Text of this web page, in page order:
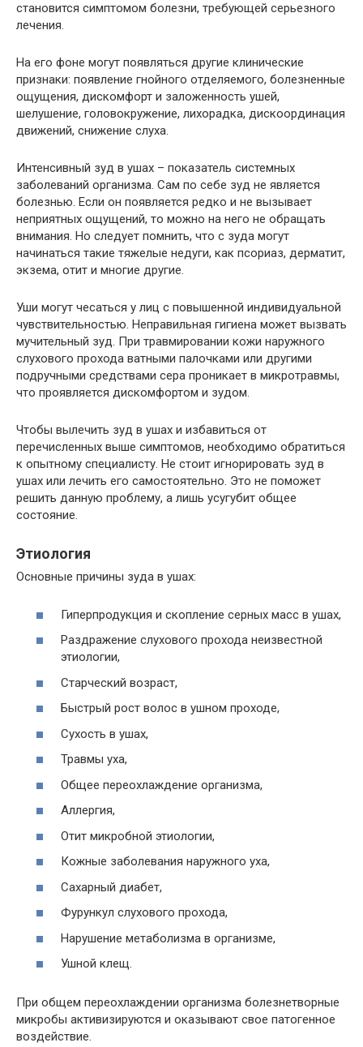
становится симптомом болезни, требующей серьезного
лечения.
На его фоне могут появляться другие клинические
признаки: появление гнойного отделяемого, болезненные
ощущения, дискомфорт и заложенность ушей,
шелушение, головокружение, лихорадка, дискоординация
движений, снижение слуха.
Интенсивный зуд в ушах – показатель системных
заболеваний организма. Сам по себе зуд не является
болезнью. Если он появляется редко и не вызывает
неприятных ощущений, то можно на него не обращать
внимания. Но следует помнить, что с зуда могут
начинаться такие тяжелые недуги, как псориаз, дерматит,
экзема, отит и многие другие.
Уши могут чесаться у лиц с повышенной индивидуальной
чувствительностью. Неправильная гигиена может вызвать
мучительный зуд. При травмировании кожи наружного
слухового прохода ватными палочками или другими
подручными средствами сера проникает в микротравмы,
что проявляется дискомфортом и зудом.
Чтобы вылечить зуд в ушах и избавиться от
перечисленных выше симптомов, необходимо обратиться
к опытному специалисту. Не стоит игнорировать зуд в
ушах или лечить его самостоятельно. Это не поможет
решить данную проблему, а лишь усугубит общее
состояние.
Этиология
Основные причины зуда в ушах:
Гиперпродукция и скопление серных масс в ушах,
Раздражение слухового прохода неизвестной
этиологии,
Старческий возраст,
Быстрый рост волос в ушном проходе,
Сухость в ушах,
Травмы уха,
Общее переохлаждение организма,
Аллергия,
Отит микробной этиологии,
Кожные заболевания наружного уха,
Сахарный диабет,
Фурункул слухового прохода,
Нарушение метаболизма в организме,
Ушной клещ.
При общем переохлаждении организма болезнетворные
микробы активизируются и оказывают свое патогенное
воздействие.